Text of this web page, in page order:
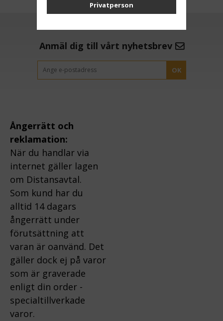
Anmäl dig till vårt nyhetsbrev
OK
Ångerrätt och
reklamation:
När du handlar via
internet gäller lagen
om Distansavtal.
Som kund har du
alltid 14 dagars
ångerrätt under
förutsättning att
varan är oanvänd. Det
gäller dock ej på varor
som är graverade
enligt din order -
specialtillverkade
varor.
Privatperson